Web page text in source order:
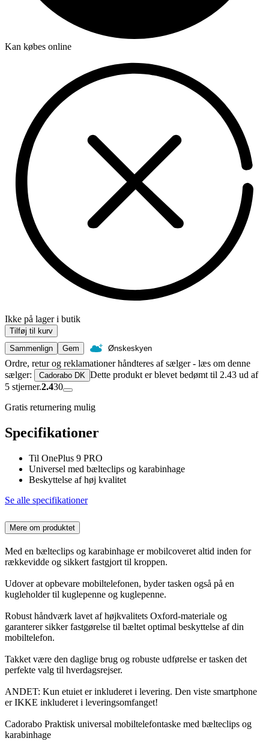
Kan købes online
Ikke på lager i butik
Tilføj til kurv
Sammenlign
Gem Ønskeskyen
Ordre, retur og reklamationer håndteres af sælger - læs om denne
sælger:
Cadorabo DK Dette produkt er blevet bedømt til 2.43 ud af
5 stjerner.2.430
Gratis returnering mulig
Specifikationer
Til OnePlus 9 PRO
Universel med bælteclips og karabinhage
Beskyttelse af høj kvalitet
Se alle specifikationer
Mere om produktet
Med en bælteclips og karabinhage er mobilcoveret altid inden for
rækkevidde og sikkert fastgjort til kroppen.
Udover at opbevare mobiltelefonen, byder tasken også på en
kugleholder til kuglepenne og kuglepenne.
Robust håndværk lavet af højkvalitets Oxford-materiale og
garanterer sikker fastgørelse til bæltet optimal beskyttelse af din
mobiltelefon.
Takket være den daglige brug og robuste udførelse er tasken det
perfekte valg til hverdagsrejser.
ANDET: Kun etuiet er inkluderet i levering. Den viste smartphone
er IKKE inkluderet i leveringsomfanget!
Cadorabo Praktisk universal mobiltelefontaske med bælteclips og
karabinhage